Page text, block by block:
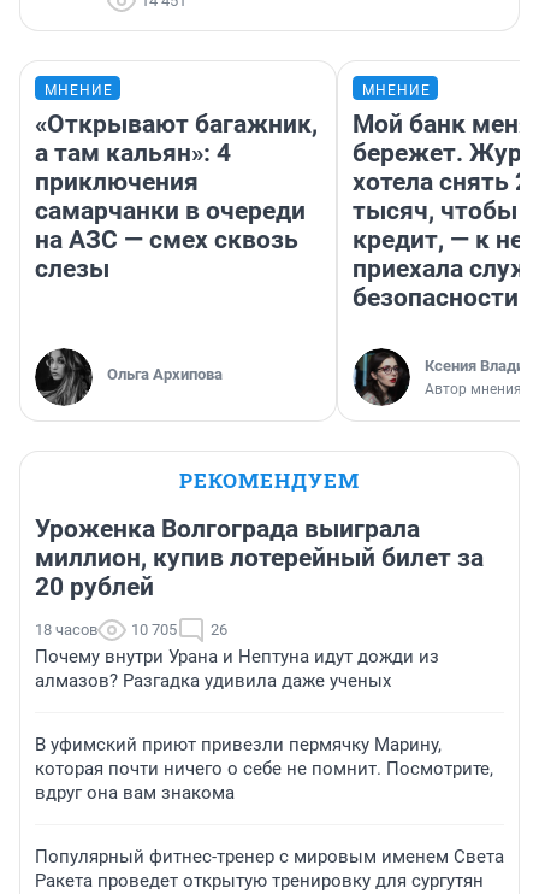
МНЕНИЕ
«Открывают багажник,
а там кальян»: 4
приключения
самарчанки в очереди
на АЗС — смех сквозь
слезы
Ольга Архипова
МНЕНИЕ
Мой банк меня
бережет.
хотела снять
тысяч, чтобы
кредит, — к
приехала
безопасности
Ксения
Автор мнения
РЕКОМЕНДУЕМ
Уроженка Волгограда выиграла
миллион, купив лотерейный билет за
20 рублей
18 часов 10 705 26
Почему внутри Урана и Нептуна идут дожди из
алмазов? Разгадка удивила даже ученых
В уфимский приют привезли пермячку Марину,
которая почти ничего о себе не помнит. Посмотрите,
вдруг она вам знакома
Популярный фитнес-тренер с мировым именем Света
Ракета проведет открытую тренировку для сургутян